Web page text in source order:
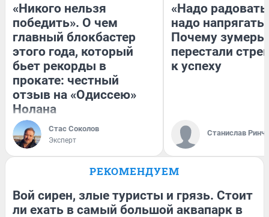
«Никого нельзя
победить». О чем
главный блокбастер
этого года, который
бьет рекорды в
прокате: честный
отзыв на «Одиссею»
Нолана
Стас Соколов
Эксперт
«Надо
надо
Почему зумеры
перестали
к успеху
Станислав
РЕКОМЕНДУЕМ
Вой сирен, злые туристы и грязь. Стоит
ли ехать в самый большой аквапарк в